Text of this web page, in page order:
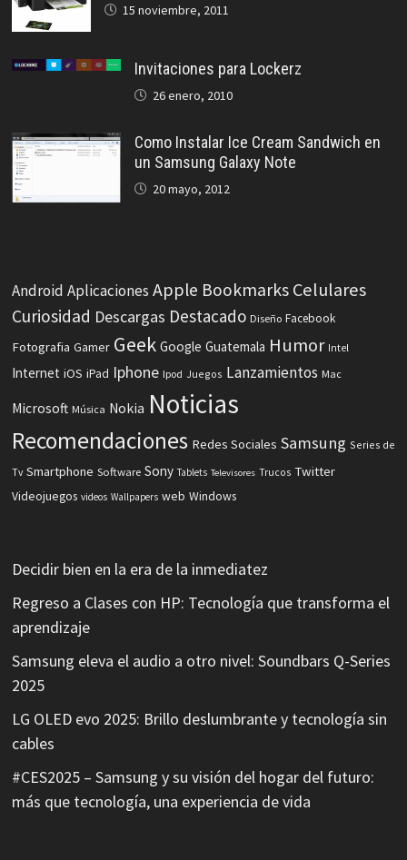
15 noviembre, 2011
Invitaciones para Lockerz
26 enero, 2010
Como Instalar Ice Cream Sandwich en
un Samsung Galaxy Note
20 mayo, 2012
Android Aplicaciones Apple Bookmarks Celulares
Curiosidad Descargas Destacado Diseño Facebook
Fotografia Gamer Geek Google Guatemala Humor Intel
Internet iOS iPad Iphone Ipod Juegos Lanzamientos Mac
Microsoft Música Nokia Noticias
Recomendaciones Redes Sociales Samsung Series de
Tv Smartphone Software Sony Tablets Televisores Trucos Twitter
Videojuegos videos Wallpapers web Windows
Decidir bien en la era de la inmediatez
Regreso a Clases con HP: Tecnología que transforma el
aprendizaje
Samsung eleva el audio a otro nivel: Soundbars Q-Series
2025
LG OLED evo 2025: Brillo deslumbrante y tecnología sin
cables
#CES2025 – Samsung y su visión del hogar del futuro:
más que tecnología, una experiencia de vida